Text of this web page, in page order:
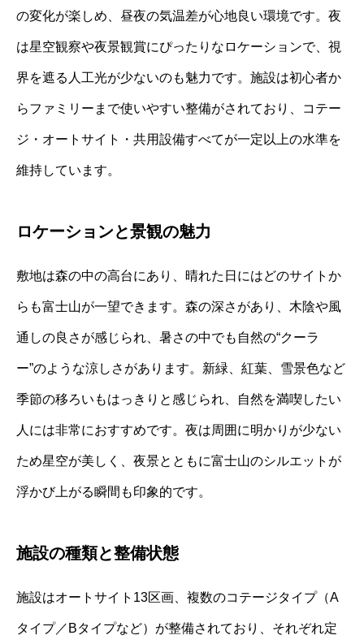
の変化が楽しめ、昼夜の気温差が心地良い環境です。夜
は星空観察や夜景観賞にぴったりなロケーションで、視
界を遮る人工光が少ないのも魅力です。施設は初心者か
らファミリーまで使いやすい整備がされており、コテー
ジ・オートサイト・共用設備すべてが一定以上の水準を
維持しています。
ロケーションと景観の魅力
敷地は森の中の高台にあり、晴れた日にはどのサイトか
らも富士山が一望できます。森の深さがあり、木陰や風
通しの良さが感じられ、暑さの中でも自然の“クーラ
ー”のような涼しさがあります。新緑、紅葉、雪景色など
季節の移ろいもはっきりと感じられ、自然を満喫したい
人には非常におすすめです。夜は周囲に明かりが少ない
ため星空が美しく、夜景とともに富士山のシルエットが
浮かび上がる瞬間も印象的です。
施設の種類と整備状態
施設はオートサイト13区画、複数のコテージタイプ（A
タイプ／Bタイプなど）が整備されており、それぞれ定